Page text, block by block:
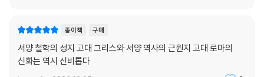
종이책 구매
서양 철학의 성지 고대 그리스와 서양 역사의 근원지 고대 로마의
신화는 역시 신비롭다